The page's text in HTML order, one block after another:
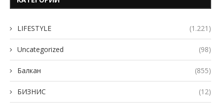
LIFESTYLE (1.221)
Uncategorized (98)
Балкан (855)
БИЗНИС (12)